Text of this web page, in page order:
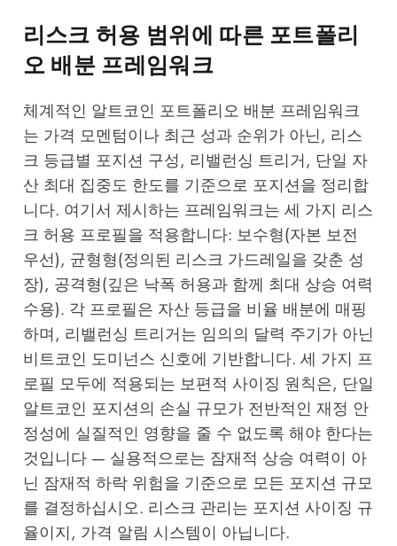
리스크 허용 범위에 따른 포트폴리
오 배분 프레임워크
체계적인 알트코인 포트폴리오 배분 프레임워크
는 가격 모멘텀이나 최근 성과 순위가 아닌, 리스
크 등급별 포지션 구성, 리밸런싱 트리거, 단일 자
산 최대 집중도 한도를 기준으로 포지션을 정리합
니다. 여기서 제시하는 프레임워크는 세 가지 리스
크 허용 프로필을 적용합니다: 보수형(자본 보전
우선), 균형형(정의된 리스크 가드레일을 갖춘 성
장), 공격형(깊은 낙폭 허용과 함께 최대 상승 여력
수용). 각 프로필은 자산 등급을 비율 배분에 매핑
하며, 리밸런싱 트리거는 임의의 달력 주기가 아닌
비트코인 도미넌스 신호에 기반합니다. 세 가지 프
로필 모두에 적용되는 보편적 사이징 원칙은, 단일
알트코인 포지션의 손실 규모가 전반적인 재정 안
정성에 실질적인 영향을 줄 수 없도록 해야 한다는
것입니다 — 실용적으로는 잠재적 상승 여력이 아
닌 잠재적 하락 위험을 기준으로 모든 포지션 규모
를 결정하십시오. 리스크 관리는 포지션 사이징 규
율이지, 가격 알림 시스템이 아닙니다.